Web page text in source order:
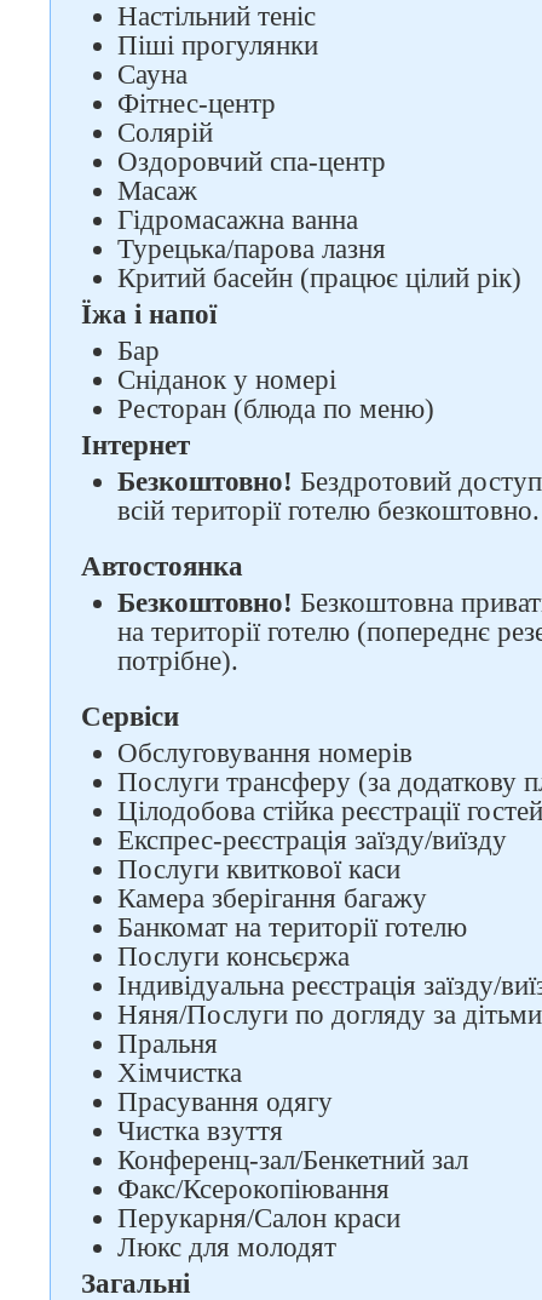
Настільний теніс
Піші прогулянки
Сауна
Фітнес-центр
Солярій
Оздоровчий спа-центр
Масаж
Гідромасажна ванна
Турецька/парова лазня
Критий басейн (працює цілий рік)
Їжа і напої
Бар
Сніданок у номері
Ресторан (блюда по меню)
Інтернет
Безкоштовно! Бездротовий
всій території готелю безкоштовно.
Автостоянка
Безкоштовно! Безкоштовна
на території готелю (попереднє
потрібне).
Сервіси
Обслуговування номерів
Послуги трансферу (за додаткову
Цілодобова стійка реєстрації гостей
Експрес-реєстрація заїзду/виїзду
Послуги квиткової каси
Камера зберігання багажу
Банкомат на території готелю
Послуги консьєржа
Індивідуальна реєстрація заїзду/
Няня/Послуги по догляду за дітьми
Пральня
Хімчистка
Прасування одягу
Чистка взуття
Конференц-зал/Бенкетний зал
Факс/Ксерокопіювання
Перукарня/Салон краси
Люкс для молодят
Загальні
Слідкуйте за нами в
соцмережах